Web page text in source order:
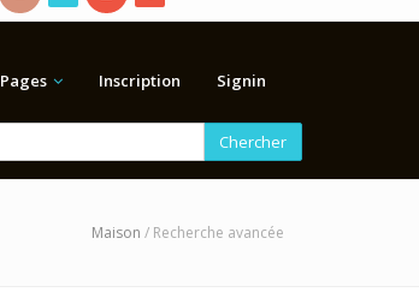
Pages Inscription Signin
Chercher
Maison / Recherche avancée